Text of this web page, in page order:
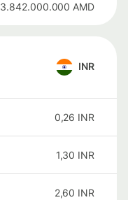
3.842.000.000 AMD
INR
0,26 INR
1,30 INR
2,60 INR